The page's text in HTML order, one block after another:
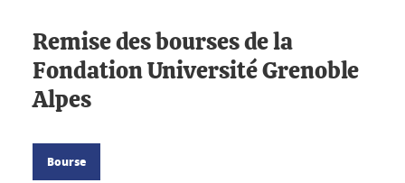
Remise des bourses de la
Fondation Université Grenoble
Alpes
Bourse